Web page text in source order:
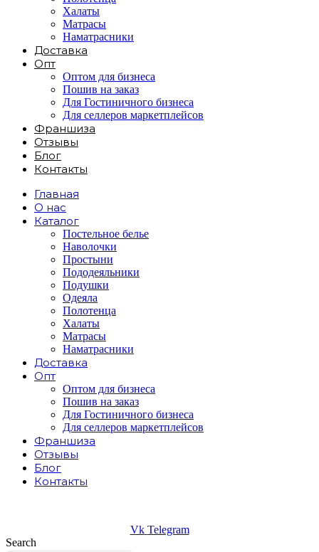
Халаты
Матрасы
Наматрасники
Доставка
Опт
Оптом для бизнеса
Пошив на заказ
Для Гостиничного бизнеса
Для селлеров маркетплейсов
Франшиза
Отзывы
Блог
Контакты
Главная
О нас
Каталог
Постельное белье
Наволочки
Простыни
Пододеяльники
Подушки
Одеяла
Полотенца
Халаты
Матрасы
Наматрасники
Доставка
Опт
Оптом для бизнеса
Пошив на заказ
Для Гостиничного бизнеса
Для селлеров маркетплейсов
Франшиза
Отзывы
Блог
Контакты
Vk Telegram
Search